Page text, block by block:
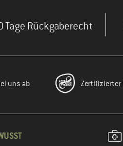
Tage Rückgaberecht
uns ab Zertifizierter